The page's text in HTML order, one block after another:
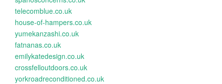
telecomblue.co.uk
house-of-hampers.co.uk
yumekanzashi.co.uk
fatnanas.co.uk
emilykatedesign.co.uk
crossfelloutdoors.co.uk
yorkroadreconditioned.co.uk